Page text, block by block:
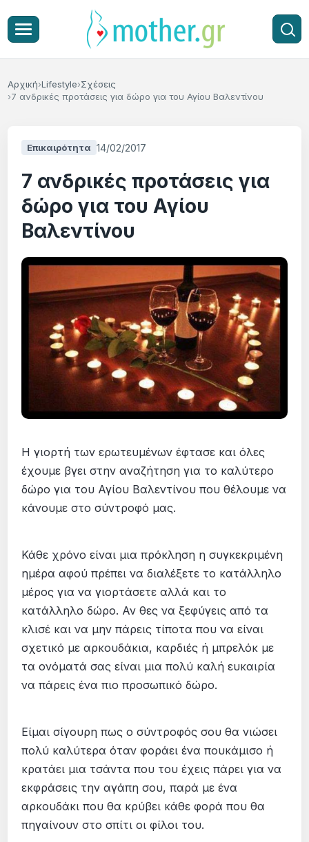
Αρχική Lifestyle Σχέσεις
7 ανδρικές προτάσεις για δώρο για του Αγίου Βαλεντίνου
Επικαιρότητα 14/02/2017
7 ανδρικές προτάσεις για
δώρο για του Αγίου
Βαλεντίνου
Η γιορτή των ερωτευμένων έφτασε και όλες
έχουμε βγει στην αναζήτηση για το καλύτερο
δώρο για του Αγίου Βαλεντίνου που θέλουμε να
κάνουμε στο σύντροφό μας.
Κάθε χρόνο είναι μια πρόκληση η συγκεκριμένη
ημέρα αφού πρέπει να διαλέξετε το κατάλληλο
μέρος για να γιορτάσετε αλλά και το
κατάλληλο δώρο. Αν θες να ξεφύγεις από τα
κλισέ και να μην πάρεις τίποτα που να είναι
σχετικό με αρκουδάκια, καρδιές ή μπρελόκ με
τα ονόματά σας είναι μια πολύ καλή ευκαιρία
να πάρεις ένα πιο προσωπικό δώρο.
Είμαι σίγουρη πως ο σύντροφός σου θα νιώσει
πολύ καλύτερα όταν φοράει ένα πουκάμισο ή
κρατάει μια τσάντα που του έχεις πάρει για να
εκφράσεις την αγάπη σου, παρά με ένα
αρκουδάκι που θα κρύβει κάθε φορά που θα
πηγαίνουν στο σπίτι οι φίλοι του.